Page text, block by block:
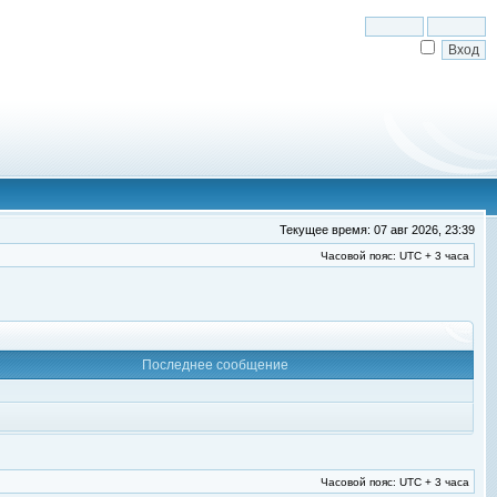
Текущее время: 07 авг 2026, 23:39
Часовой пояс: UTC + 3 часа
Последнее сообщение
Часовой пояс: UTC + 3 часа